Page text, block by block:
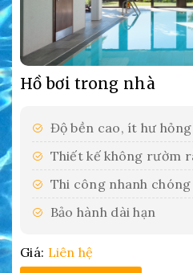
Hồ bơi trong nhà
Độ bền cao, ít hư hỏng
Thiết kế không rườm
Thi công nhanh chóng
Bảo hành dài hạn
Giá: Liên hệ